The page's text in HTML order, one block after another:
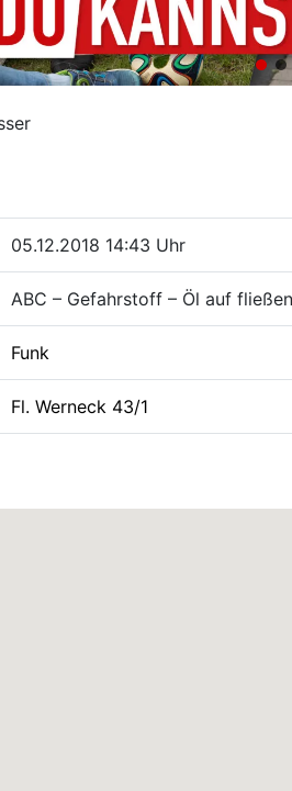
05.12.2018 14:43 Uhr
ABC – Gefahrstoff – Öl auf
Funk
Fl. Werneck 43/1